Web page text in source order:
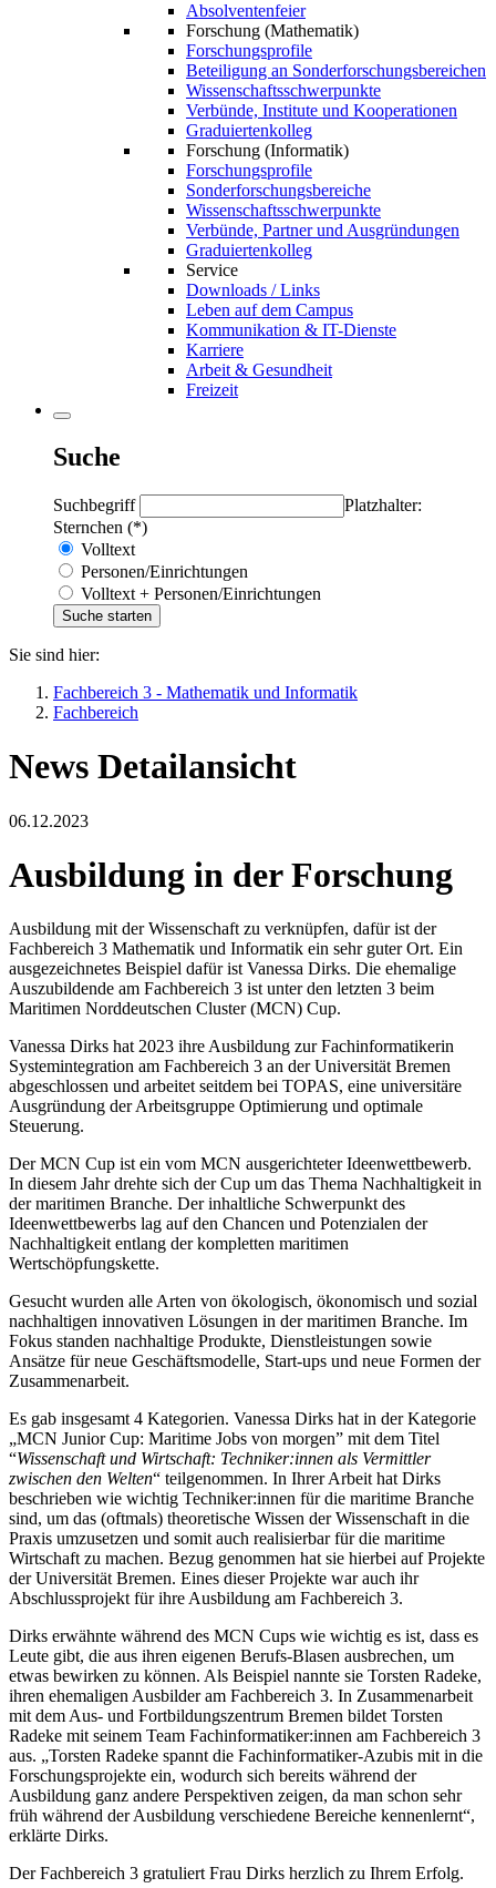
Absolventenfeier
Forschung (Mathematik)
Forschungsprofile
Beteiligung an Sonderforschungsbereichen
Wissenschaftsschwerpunkte
Verbünde, Institute und Kooperationen
Graduiertenkolleg
Forschung (Informatik)
Forschungsprofile
Sonderforschungsbereiche
Wissenschaftsschwerpunkte
Verbünde, Partner und Ausgründungen
Graduiertenkolleg
Service
Downloads / Links
Leben auf dem Campus
Kommunikation & IT-Dienste
Karriere
Arbeit & Gesundheit
Freizeit
Suche
Suchbegriff
Platzhalter:
Sternchen (*)
Volltext
Personen/Einrichtungen
Volltext + Personen/Einrichtungen
Sie sind hier:
Fachbereich 3 - Mathematik und Informatik
Fachbereich
News Detailansicht
06.12.2023
Ausbildung in der Forschung
Ausbildung mit der Wissenschaft zu verknüpfen, dafür ist der
Fachbereich 3 Mathematik und Informatik ein sehr guter Ort. Ein
ausgezeichnetes Beispiel dafür ist Vanessa Dirks. Die ehemalige
Auszubildende am Fachbereich 3 ist unter den letzten 3 beim
Maritimen Norddeutschen Cluster (MCN) Cup.
Vanessa Dirks hat 2023 ihre Ausbildung zur Fachinformatikerin
Systemintegration am Fachbereich 3 an der Universität Bremen
abgeschlossen und arbeitet seitdem bei TOPAS, eine universitäre
Ausgründung der Arbeitsgruppe Optimierung und optimale
Steuerung.
Der MCN Cup ist ein vom MCN ausgerichteter Ideenwettbewerb.
In diesem Jahr drehte sich der Cup um das Thema Nachhaltigkeit in
der maritimen Branche. Der inhaltliche Schwerpunkt des
Ideenwettbewerbs lag auf den Chancen und Potenzialen der
Nachhaltigkeit entlang der kompletten maritimen
Wertschöpfungskette.
Gesucht wurden alle Arten von ökologisch, ökonomisch und sozial
nachhaltigen innovativen Lösungen in der maritimen Branche. Im
Fokus standen nachhaltige Produkte, Dienstleistungen sowie
Ansätze für neue Geschäftsmodelle, Start-ups und neue Formen der
Zusammenarbeit.
Es gab insgesamt 4 Kategorien. Vanessa Dirks hat in der Kategorie
„MCN Junior Cup: Maritime Jobs von morgen” mit dem Titel
“Wissenschaft und Wirtschaft: Techniker:innen als Vermittler
zwischen den Welten“ teilgenommen. In Ihrer Arbeit hat Dirks
beschrieben wie wichtig Techniker:innen für die maritime Branche
sind, um das (oftmals) theoretische Wissen der Wissenschaft in die
Praxis umzusetzen und somit auch realisierbar für die maritime
Wirtschaft zu machen. Bezug genommen hat sie hierbei auf Projekte
der Universität Bremen. Eines dieser Projekte war auch ihr
Abschlussprojekt für ihre Ausbildung am Fachbereich 3.
Dirks erwähnte während des MCN Cups wie wichtig es ist, dass es
Leute gibt, die aus ihren eigenen Berufs-Blasen ausbrechen, um
etwas bewirken zu können. Als Beispiel nannte sie Torsten Radeke,
ihren ehemaligen Ausbilder am Fachbereich 3. In Zusammenarbeit
mit dem Aus- und Fortbildungszentrum Bremen bildet Torsten
Radeke mit seinem Team Fachinformatiker:innen am Fachbereich 3
aus. „Torsten Radeke spannt die Fachinformatiker-Azubis mit in die
Forschungsprojekte ein, wodurch sich bereits während der
Ausbildung ganz andere Perspektiven zeigen, da man schon sehr
früh während der Ausbildung verschiedene Bereiche kennenlernt“,
erklärte Dirks.
Der Fachbereich 3 gratuliert Frau Dirks herzlich zu Ihrem Erfolg.